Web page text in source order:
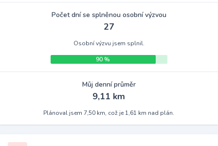
Počet dní se splněnou osobní výzvou
27
Osobní výzvu jsem splnil.
90 %
Můj denní průměr
9,11 km
Plánoval jsem 7,50 km, což je 1,61 km nad plán.